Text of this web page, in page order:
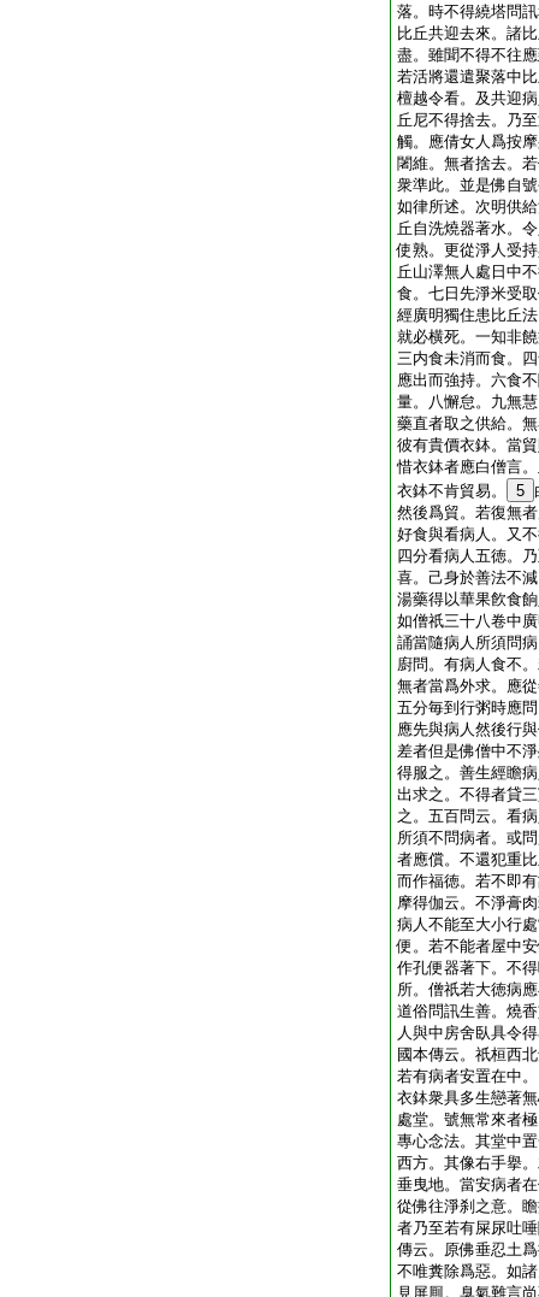
落。時不得繞塔問
比丘共迎去來。諸
盡。雖聞不得不往
若活將還遣聚落中
檀越令看。及共迎
丘尼不得捨去。乃
觸。應倩女人爲按
闍維。無者捨去。
衆準此。並是佛自
如律所述。次明供
丘自洗燒器著水。
使熟。更從淨人受
丘山澤無人處日中
食。七日先淨米受
經廣明獨住患比丘
就必横死。一知非
三内食未消而食。
應出而強持。六食
量。八懈怠。九無
藥直者取之供給。
彼有貴價衣鉢。當
惜衣鉢者應白僧言
衣鉢不肯貿易。
5
然後爲貿。若復無
好食與看病人。又
四分看病人五徳。
喜。己身於善法不
湯藥得以華果飮食
如僧祇三十八卷中
誦當隨病人所須問
廚問。有病人食不
無者當爲外求。應
五分毎到行粥時應
應先與病人然後行
差者但是佛僧中不
得服之。善生經瞻
出求之。不得者貸
之。五百問云。看
所須不問病者。或
者應償。不還犯重
而作福徳。若不即
摩得伽云。不淨膏
病人不能至大小行
便。若不能者屋中
作孔便器著下。不
所。僧祇若大徳病
道俗問訊生善。燒
人與中房舍臥具令
國本傳云。祇桓西
若有病者安置在中
衣鉢衆具多生戀著
處堂。號無常來者
專心念法。其堂中
西方。其像右手擧
垂曳地。當安病者
從佛往淨刹之意。
者乃至若有屎尿吐
傳云。原佛垂忍土
不唯糞除爲惡。如
見屏厠。臭氣難言